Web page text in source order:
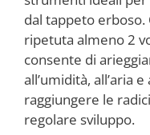
dal tappeto
ripetuta almeno 2
consente di
all’umidità, all’aria
raggiungere le
regolare sviluppo.